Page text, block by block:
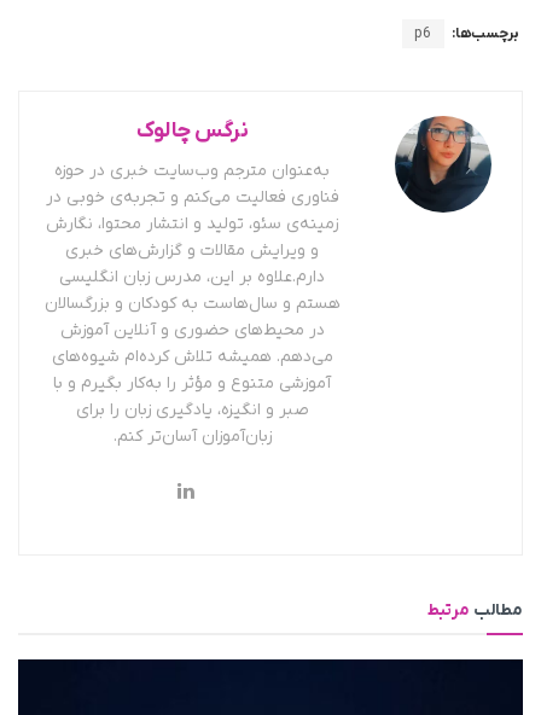
برچسب‌ها: p6
نرگس چالوک
به‌عنوان مترجم وب‌سایت خبری در حوزه
فناوری فعالیت می‌کنم و تجربه‌ی خوبی در
زمینه‌ی سئو، تولید و انتشار محتوا، نگارش
و ویرایش مقالات و گزارش‌های خبری
دارم.علاوه بر این، مدرس زبان انگلیسی
هستم و سال‌هاست به کودکان و بزرگسالان
در محیط‌های حضوری و آنلاین آموزش
می‌دهم. همیشه تلاش کرده‌ام شیوه‌های
آموزشی متنوع و مؤثر را به‌کار بگیرم و با
صبر و انگیزه، یادگیری زبان را برای
زبان‌آموزان آسان‌تر کنم.
مطالب مرتبط